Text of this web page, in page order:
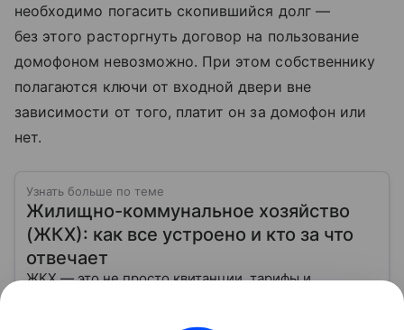
необходимо погасить скопившийся долг —
без этого расторгнуть договор на пользование
домофоном невозможно. При этом собственнику
полагаются ключи от входной двери вне
зависимости от того, платит он за домофон или
нет.
Узнать больше по теме
Жилищно-коммунальное хозяйство
(ЖКХ): как все устроено и кто за что
отвечает
ЖКХ — это не просто квитанции, тарифы и